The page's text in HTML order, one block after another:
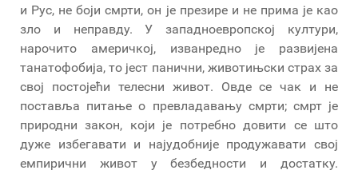
и Рус, не боји смрти, он је презире и не прима је као
зло и неправду. У западноевропској култури,
нарочито америчкој, изванредно је развијена
танатофобија, то јест панични, животињски страх за
свој постојећи телесни живот. Овде се чак и не
поставља питање о превладавању смрти; смрт је
природни закон, који је потребно довити се што
дуже избегавати и најудобније продужавати свој
емпирични живот у безбедности и достатку.